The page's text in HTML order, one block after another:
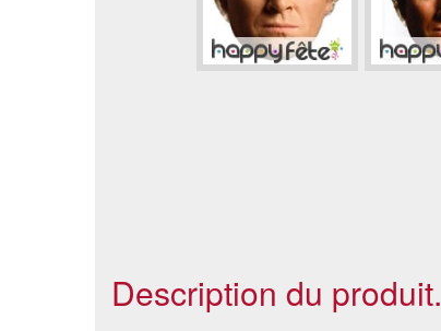
Description du produit.